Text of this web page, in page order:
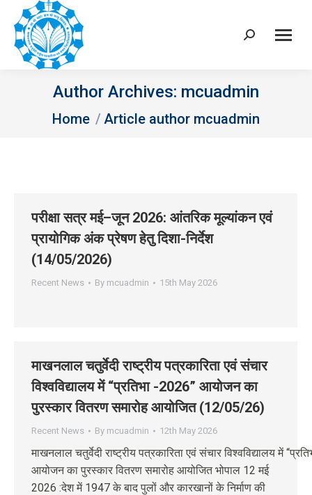
Search:
Author Archives: mcuadmin
You are here:
Home Article author mcuadmin
परीक्षा सत्र मई–जून 2026: आंतरिक मूल्यांकन एवं
प्रायोगिक अंक प्रेषण हेतु दिशा-निर्देश
(14/05/2026)
Recent News By mcuadmin 15th May 2026
माखनलाल चतुर्वेदी राष्ट्रीय पत्रकारिता एवं संचार
विश्वविद्यालय में “प्रतिभा -2026” आयोजन का
पुरस्कार वितरण समारोह आयोजित (12/05/26)
Recent News By mcuadmin 12th May 2026
माखनलाल चतुर्वेदी राष्ट्रीय पत्रकारिता एवं संचार विश्वविद्यालय में
आयोजन का पुरस्कार वितरण समारोह आयोजित भोपाल 12 मई
2026 :देश में 1947 के बाद पुलों और कारखानों के निर्माण की